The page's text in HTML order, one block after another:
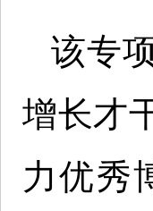
该专
增长才
力优秀